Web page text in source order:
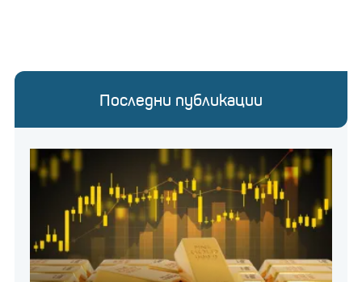
продукт в магазина?
Министърът съобщи, че
финансовите
резултати на дружеството към третото
тримесечие на 2023 г. сочат покачване на
разходите за суровина с 26% и нарастване
на приходите само с 11%. Данните
Последни публикации